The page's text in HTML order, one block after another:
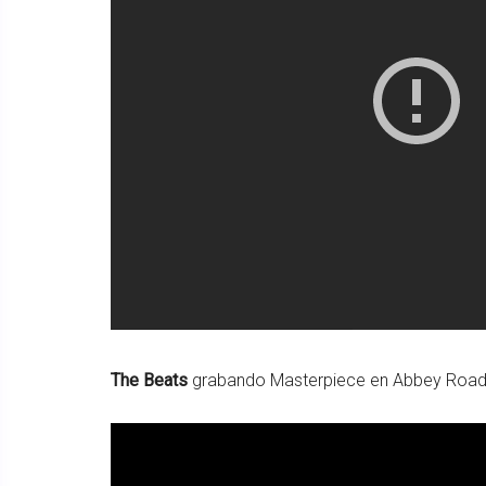
The Beats grabando Masterpiece en Abbey Road